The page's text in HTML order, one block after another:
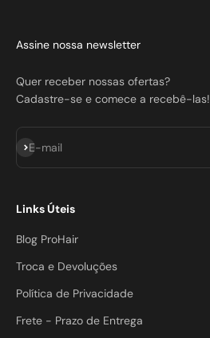
Assine nossa newsletter
Quer receber nossas ofertas?
Cadastre-se e comece a recebê-las!
E-mail
Assinar
Links Úteis
Blog ProHair
Troca e Devoluções
Política de Privacidade
Frete - Prazo de Entrega